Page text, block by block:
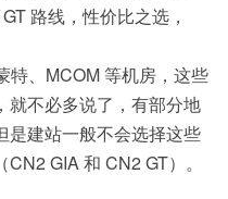
路线，性价比之选，
特、MCOM 等机房，这些
就不必多说了，有部分地
是建站一般不会选择这些
GIA 和 CN2 GT）。